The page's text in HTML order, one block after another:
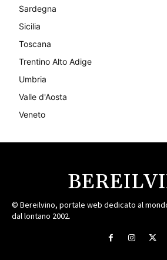
Sardegna
Sicilia
Toscana
Trentino Alto Adige
Umbria
Valle d'Aosta
Veneto
© Bereilvino, portale web dedicato al
dal lontano 2002.